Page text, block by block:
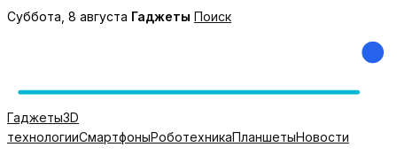
Перейти
Суббота, 8 августа Гаджеты Поиск
Гаджеты3D
технологииСмартфоныРоботехникаПланшетыНовости